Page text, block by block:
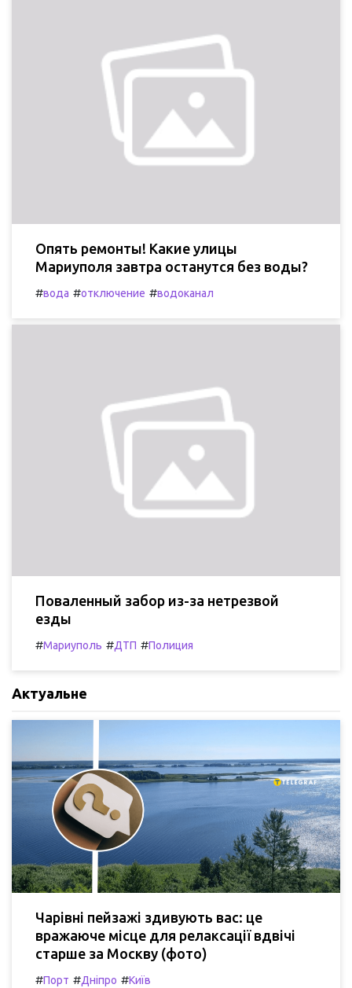
Опять ремонты! Какие улицы
Мариуполя завтра останутся без воды?
#вода #отключение #водоканал
Поваленный забор из-за нетрезвой
езды
#Мариуполь #ДТП #Полиция
Актуальне
Чарівні пейзажі здивують вас: це
вражаюче місце для релаксації вдвічі
старше за Москву (фото)
#Порт #Дніпро #Київ